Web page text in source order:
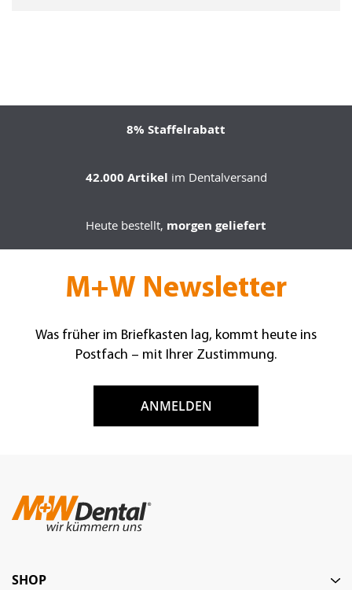
8% Staffelrabatt
42.000 Artikel im Dentalversand
Heute bestellt, morgen geliefert
M+W Newsletter
Was früher im Briefkasten lag, kommt heute ins
Postfach – mit Ihrer Zustimmung.
ANMELDEN
SHOP